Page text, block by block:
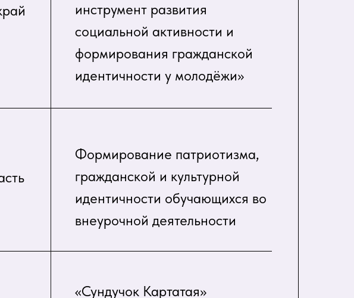
инструмент развития
социальной активности и
формирования гражданской
идентичности у молодёжи»
«Сундучок Картатая»
Формирование патриотизма,
гражданской и культурной
идентичности обучающихся во
внеурочной деятельности